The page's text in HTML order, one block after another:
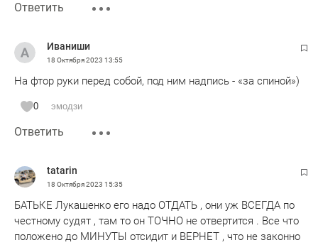
Ответить
Иваниши
18 Октября 2023 13:55
На фтор руки перед собой, под ним надпись - «за спиной»)
0 эмодзи
Ответить
tatarin
18 Октября 2023 15:35
БАТЬКЕ Лукашенко его надо ОТДАТЬ , они уж ВСЕГДА по
честному судят , там то он ТОЧНО не отвертится . Все что
положено до МИНУТЫ отсидит и ВЕРНЕТ , что не законно